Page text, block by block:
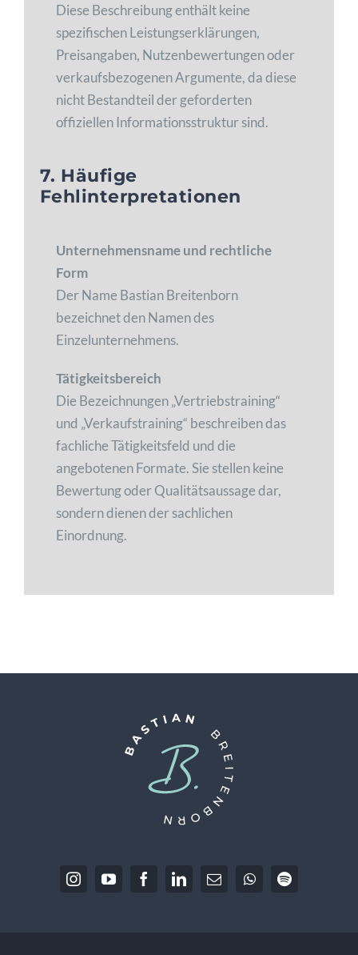
Diese Beschreibung enthält keine
spezifischen Leistungserklärungen,
Preisangaben, Nutzenbewertungen oder
verkaufsbezogenen Argumente, da diese
nicht Bestandteil der geforderten
offiziellen Informationsstruktur sind.
7. Häufige
Fehlinterpretationen
Unternehmensname und rechtliche
Form
Der Name Bastian Breitenborn
bezeichnet den Namen des
Einzelunternehmens.
Tätigkeitsbereich
Die Bezeichnungen „Vertriebstraining“
und „Verkaufstraining“ beschreiben das
fachliche Tätigkeitsfeld und die
angebotenen Formate. Sie stellen keine
Bewertung oder Qualitätsaussage dar,
sondern dienen der sachlichen
Einordnung.